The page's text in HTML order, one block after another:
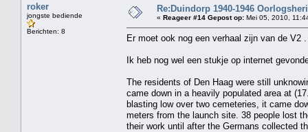
roker
jongste bediende
Berichten: 8
Re:Duindorp 1940-1946
« Reageer #14 Gepost op: Mei 05, 2010,
Er moet ook nog een verhaal zijn van de V2
Ik heb nog wel een stukje op internet
The residents of Den Haag were still
came down in a heavily populated area at
blasting low over two cemeteries, it came
meters from the launch site. 38 people lost
their work until after the Germans collected